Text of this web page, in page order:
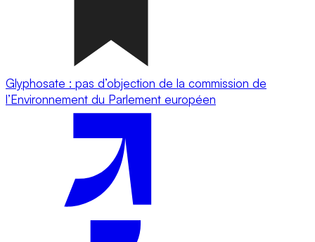
Glyphosate : pas d’objection de la commission de
l’Environnement du Parlement européen